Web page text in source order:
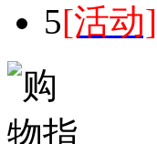
5[活动]